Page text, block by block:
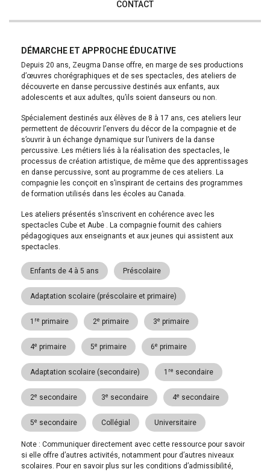
CONTACT
DÉMARCHE ET APPROCHE ÉDUCATIVE
Depuis 20 ans, Zeugma Danse offre, en marge de ses productions
d’œuvres chorégraphiques et de ses spectacles, des ateliers de
découverte en danse percussive destinés aux enfants, aux
adolescents et aux adultes, qu’ils soient danseurs ou non.
Spécialement destinés aux élèves de 8 à 17 ans, ces ateliers leur
permettent de découvrir l’envers du décor de la compagnie et de
s’ouvrir à un échange dynamique sur l’univers de la danse
percussive. Les métiers liés à la réalisation des spectacles, le
processus de création artistique, de même que des apprentissages
en danse percussive, sont au programme de ces ateliers. La
compagnie les conçoit en s’inspirant de certains des programmes
de formation utilisés dans les écoles au Canada.
Les ateliers présentés s’inscrivent en cohérence avec les
spectacles Cube et Aube . La compagnie fournit des cahiers
pédagogiques aux enseignants et aux jeunes qui assistent aux
spectacles.
Enfants de 4 à 5 ans Préscolaire
Adaptation scolaire (préscolaire et primaire)
1 re primaire 2e primaire 3e primaire
4e primaire 5e primaire 6e primaire
Adaptation scolaire (secondaire) 1 re secondaire
2e secondaire 3e secondaire 4e secondaire
5e secondaire Collégial Universitaire
Note : Communiquer directement avec cette ressource pour savoir
si elle offre d’autres activités, notamment pour d’autres niveaux
scolaires. Pour en savoir plus sur les conditions d’admissibilité,